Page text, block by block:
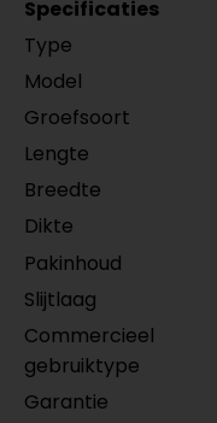
RAL9016
per lengte:
Specificaties
Type
Model
Groefsoort
Lengte
Breedte
Dikte
Pakinhoud
Slijtlaag
Commercieel
gebruiktype
Garantie